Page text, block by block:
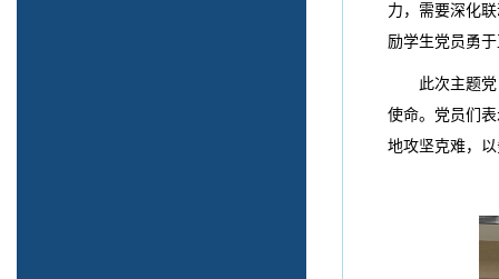
力，需要深化
励学生党员勇
此次主题
使命。党员们
地攻坚克难，